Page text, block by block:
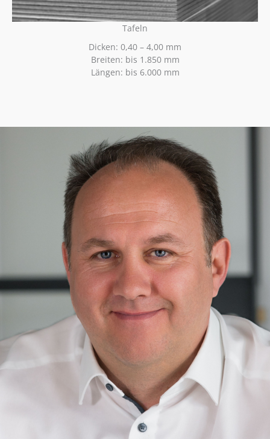
Tafeln
Dicken: 0,40 – 4,00 mm
Breiten: bis 1.850 mm
Längen: bis 6.000 mm